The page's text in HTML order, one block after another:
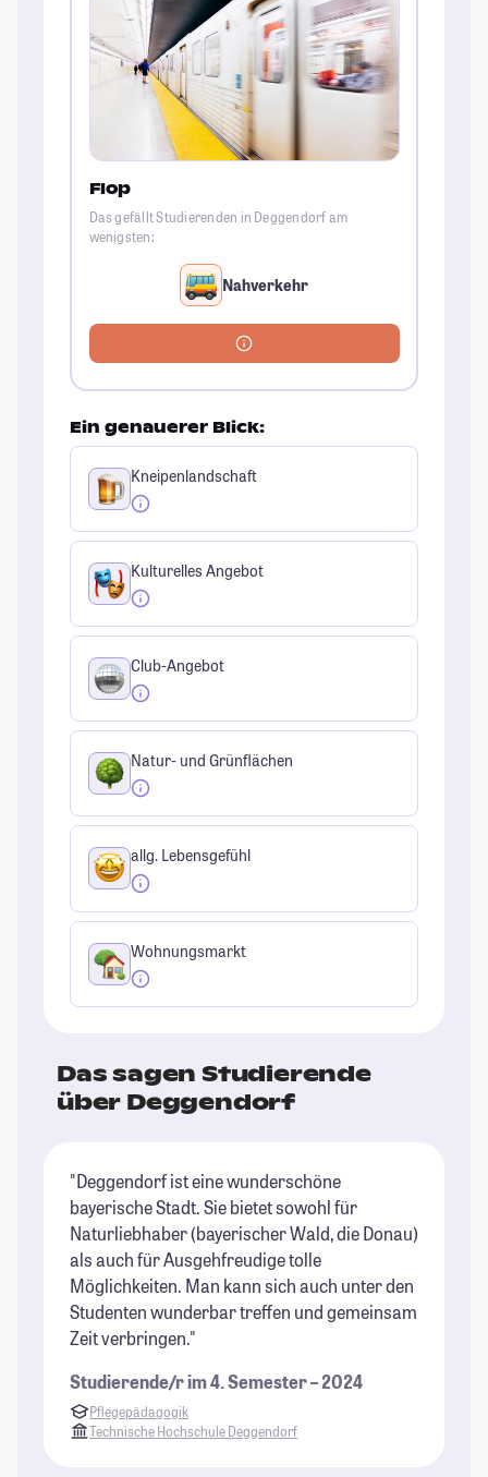
Flop
Das gefällt Studierenden in Deggendorf am
wenigsten:
Nahverkehr
Ein genauerer Blick:
Kneipenlandschaft
Kulturelles Angebot
Club-Angebot
Natur- und Grünflächen
allg. Lebensgefühl
Wohnungsmarkt
Das sagen Studierende
über Deggendorf
"Deggendorf ist eine wunderschöne
bayerische Stadt. Sie bietet sowohl für
Naturliebhaber (bayerischer Wald, die Donau)
als auch für Ausgehfreudige tolle
Möglichkeiten. Man kann sich auch unter den
Studenten wunderbar treffen und gemeinsam
Zeit verbringen."
Studierende/r im 4. Semester – 2024
Pflegepädagogik
Technische Hochschule Deggendorf